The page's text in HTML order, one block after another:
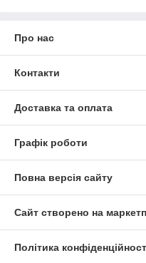
Про нас
Контакти
Доставка та оплата
Графік роботи
Повна версія сайту
Сайт створено на
Політика